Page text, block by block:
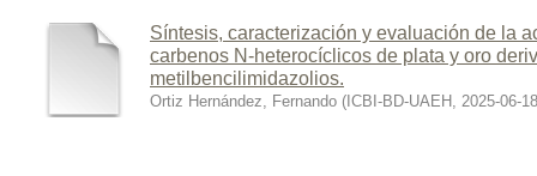
Síntesis, caracterización y evaluación de la
carbenos N-heterocíclicos de plata y oro
metilbencilimidazolios.
Ortiz Hernández, Fernando ( ICBI-BD-UAEH , 2025-06-18